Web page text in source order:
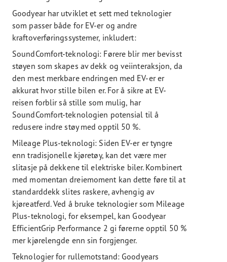
Goodyear har utviklet et sett med teknologier
som passer både for EV-er og andre
kraftoverføringssystemer, inkludert:
SoundComfort-teknologi: Førere blir mer bevisst
støyen som skapes av dekk og veiinteraksjon, da
den mest merkbare endringen med EV-er er
akkurat hvor stille bilen er. For å sikre at EV-
reisen forblir så stille som mulig, har
SoundComfort-teknologien potensial til å
redusere indre støy med opptil 50 %.
Mileage Plus-teknologi: Siden EV-er er tyngre
enn tradisjonelle kjøretøy, kan det være mer
slitasje på dekkene til elektriske biler. Kombinert
med momentan dreiemoment kan dette føre til at
standarddekk slites raskere, avhengig av
kjøreatferd. Ved å bruke teknologier som Mileage
Plus-teknologi, for eksempel, kan Goodyear
EfficientGrip Performance 2 gi førerne opptil 50 %
mer kjørelengde enn sin forgjenger.
Teknologier for rullemotstand: Goodyears